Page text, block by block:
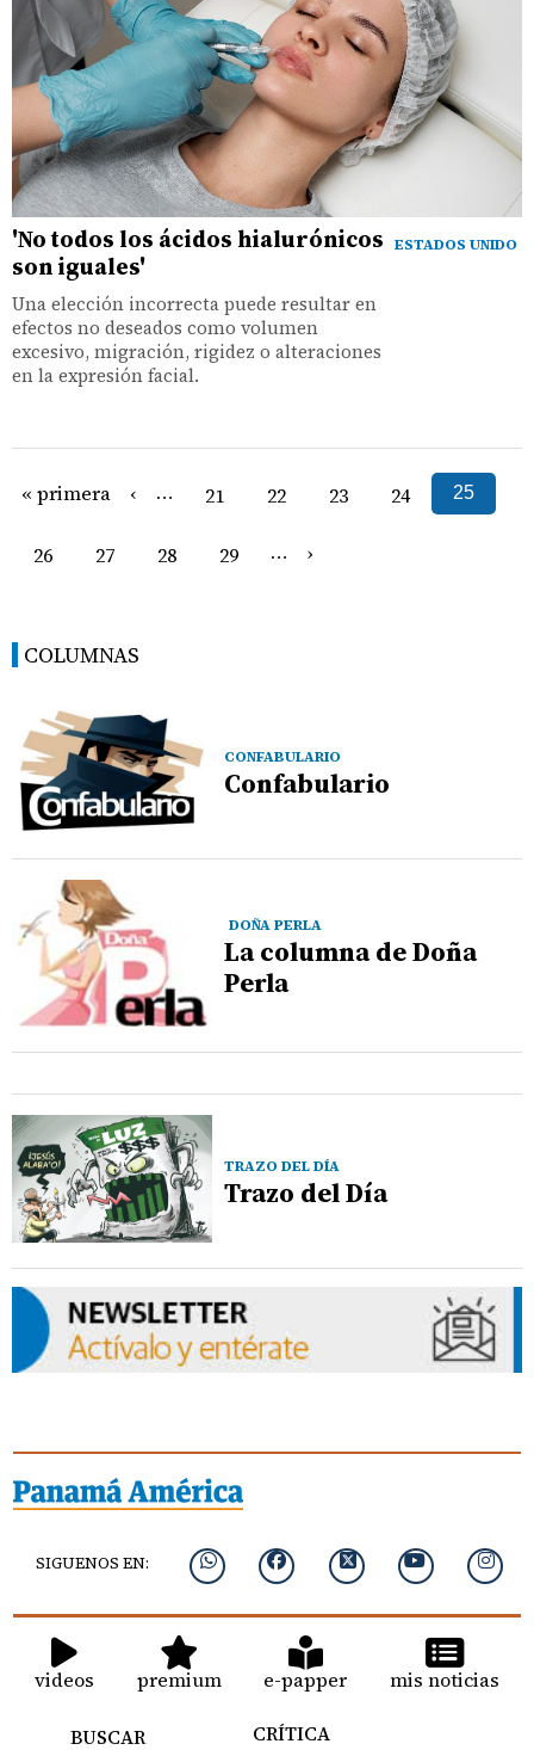
ESTADOS UNIDO
'No todos los ácidos hialurónicos
son iguales'
Una elección incorrecta puede resultar en
efectos no deseados como volumen
excesivo, migración, rigidez o alteraciones
en la expresión facial.
« primera ‹ … 21 22 23 24 25
26 27 28 29 … ›
COLUMNAS
CONFABULARIO
Confabulario
DOÑA PERLA
La columna de Doña
Perla
TRAZO DEL DÍA
Trazo del Día
SIGUENOS EN:
videos premium e-papper mis noticias
BUSCAR CRÍTICA